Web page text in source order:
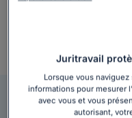
+ 3 000
Nos avocats sont
Juritravail
Lorsque vous
informations pour mesurer
avec vous et vous
autorisant,